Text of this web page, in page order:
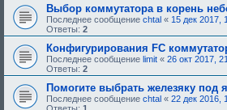
щ
е
н
и
е
,
т
р
б
у
Выбор коммутатора в корень
Последнее сообщение chtal « 15 дек 2017,
Ответы: 2
Конфигурирования FC
Последнее сообщение limit « 26 окт 2017,
Ответы: 2
Помогите выбрать железяку под
Последнее сообщение chtal « 22 дек 2016,